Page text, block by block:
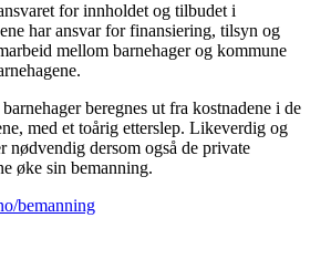
for innholdet og tilbudet i
har ansvar for finansiering, tilsyn og
mellom barnehager og kommune
beregnes ut fra kostnadene i de
med et toårig etterslep. Likeverdig og
nødvendig dersom også de private
øke sin bemanning.
bemanning